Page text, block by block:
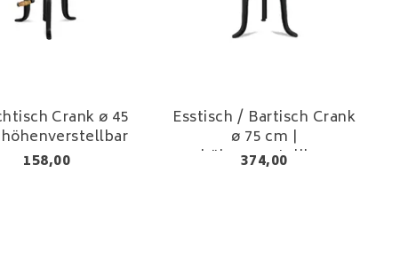
Crank ø 45
158,00
Esstisch / Bartisch Crank
ø 75 cm |
höhenverstellbar
374,00